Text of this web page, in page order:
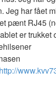
Jeg har fået
pænt RJ45
er trukket
http://